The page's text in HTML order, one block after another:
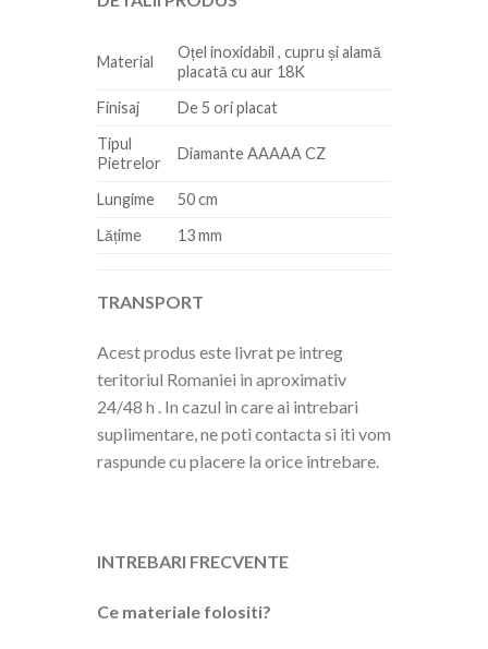
Material
Oțel inoxidabil , cupru și alamă
placată cu aur 18K
Finisaj
De 5 ori placat
Tipul
Pietrelor
Diamante AAAAA CZ
Lungime
50 cm
Lățime
13 mm
TRANSPORT
Acest produs este livrat pe intreg
teritoriul Romaniei in aproximativ
24/48 h . In cazul in care ai intrebari
suplimentare, ne poti contacta si iti vom
raspunde cu placere la orice intrebare.
INTREBARI FRECVENTE
Ce materiale folositi?